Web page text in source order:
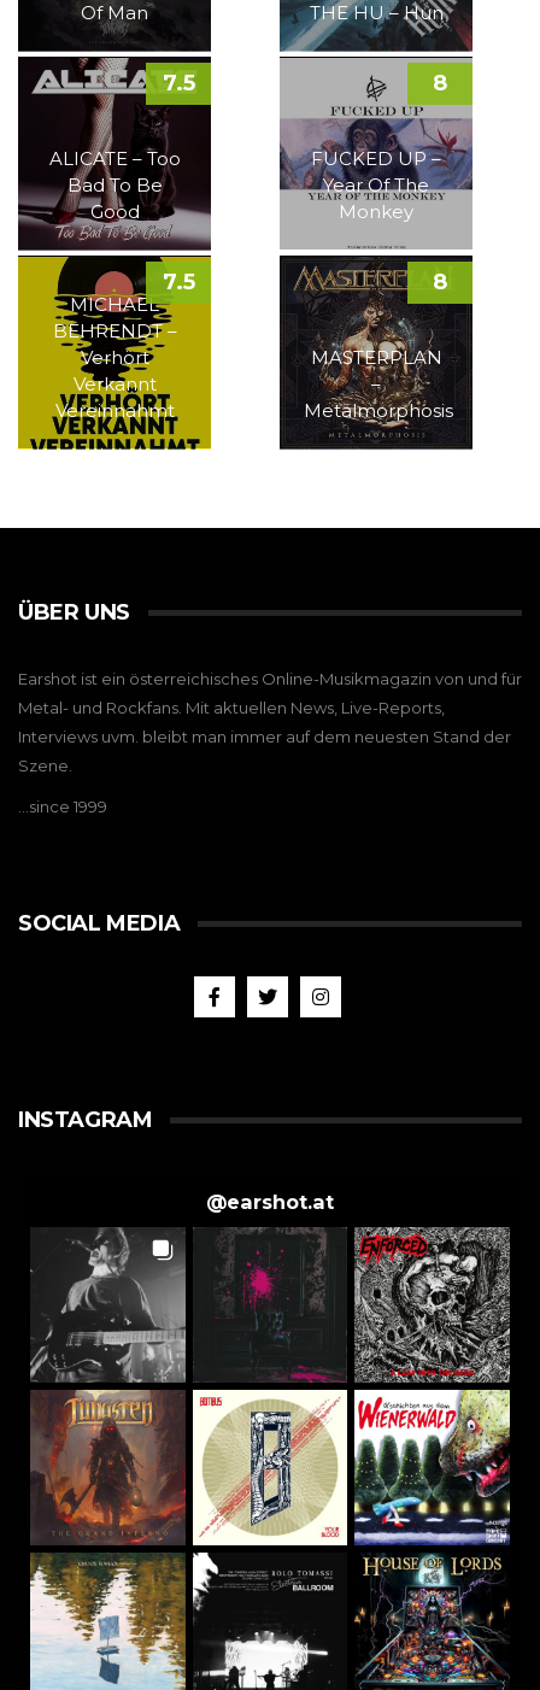
Of Man
THE HU – Hun
ALICATE – Too
Bad To Be
Good
7.5
FUCKED UP –
Year Of The
Monkey
8
MICHAEL
BEHRENDT –
Verhört
Verkannt
Vereinnahmt
7.5
MASTERPLAN
–
Metalmorphosis
8
ÜBER UNS
Earshot ist ein österreichisches Online-Musikmagazin von und für
Metal- und Rockfans. Mit aktuellen News, Live-Reports,
Interviews uvm. bleibt man immer auf dem neuesten Stand der
Szene.
…since 1999
SOCIAL MEDIA
INSTAGRAM
@earshot.at